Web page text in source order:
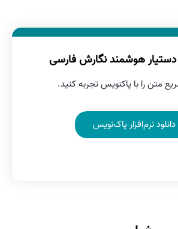
هوشمند نگارش فارسی
متن را با پاکنویس تجربه کنید.
دانلود نرم‌افزار پاک‌نویس